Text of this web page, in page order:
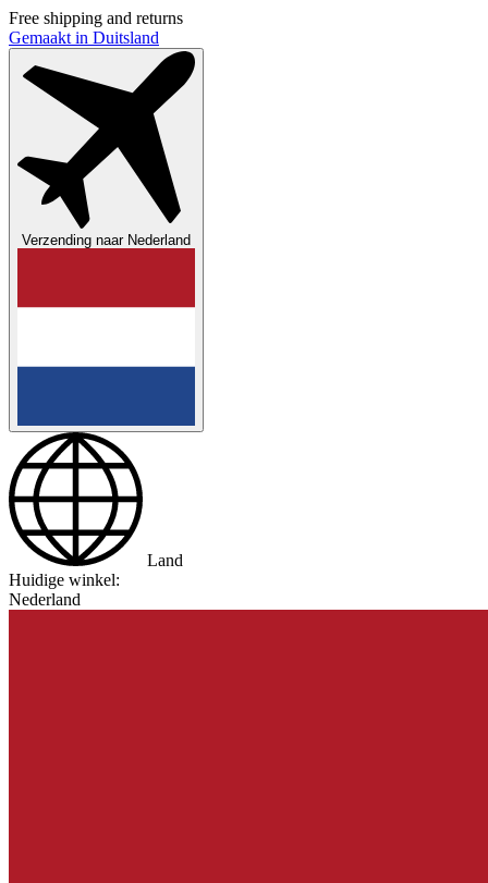
Free shipping and returns
Gemaakt in Duitsland
Verzending naarNederland
Land
Huidige winkel:
Nederland